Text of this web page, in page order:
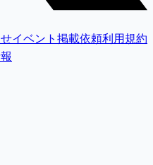
イベント掲載依頼利用規約